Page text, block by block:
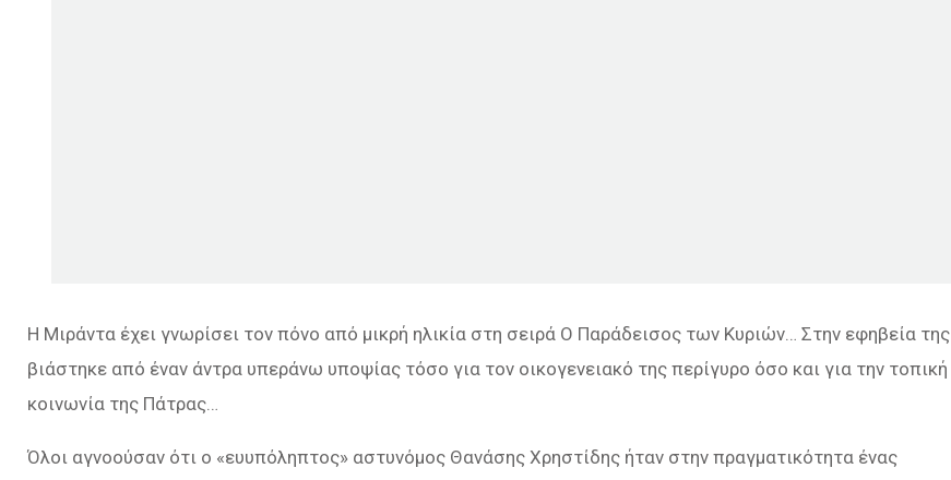
Η Μιράντα έχει γνωρίσει τον πόνο από μικρή ηλικία στη σειρά Ο Παράδεισος των Κυριών… Στην εφηβεία της
βιάστηκε από έναν άντρα υπεράνω υποψίας τόσο για τον οικογενειακό της περίγυρο όσο και για την τοπική
κοινωνία της Πάτρας…
Όλοι αγνοούσαν ότι ο «ευυπόληπτος» αστυνόμος Θανάσης Χρηστίδης ήταν στην πραγματικότητα ένας